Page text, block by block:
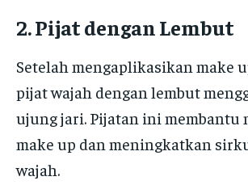
2. Pijat dengan Lembut
Setelah mengaplikasikan make
pijat wajah dengan lembut
ujung jari. Pijatan ini membantu
make up dan meningkatkan
wajah.